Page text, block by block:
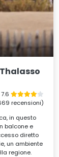
recensioni)
in questo
balcone e
diretto
un ambiente
regione.